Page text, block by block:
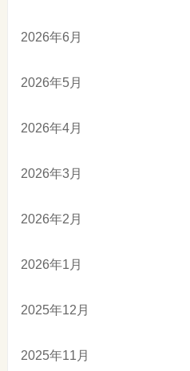
2026年6月
2026年5月
2026年4月
2026年3月
2026年2月
2026年1月
2025年12月
2025年11月